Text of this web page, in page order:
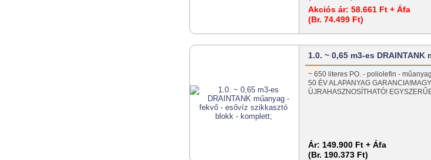
Akciós ár: 58.661 Ft + Áfa
(Br. 74.499 Ft)
1.0. ~ 0,65 m3-es
~ 650 literes PO. - poliolefin -
50 ÉV ALAPANYAG
ÚJRAHASZNOSÍTHATÓ!
Ár: 149.900 Ft + Áfa
(Br. 190.373 Ft)